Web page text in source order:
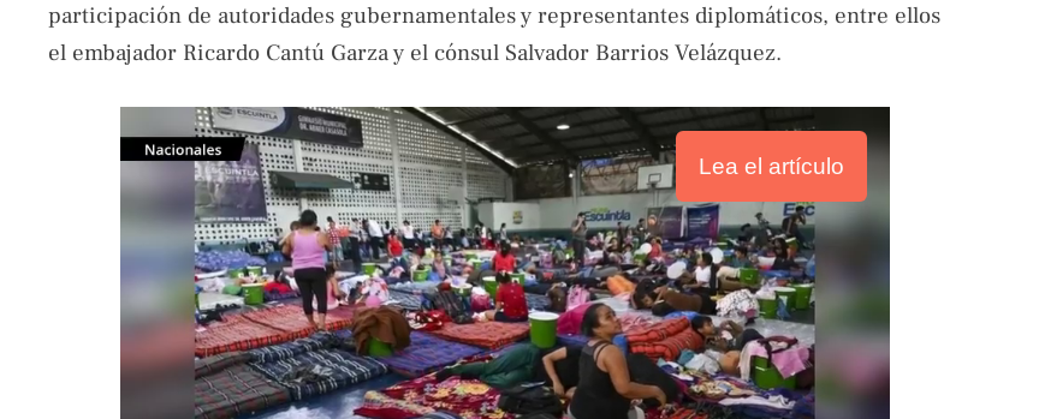
participación de autoridades gubernamentales y representantes diplomáticos, entre ellos
el embajador Ricardo Cantú Garza y el cónsul Salvador Barrios Velázquez.
Lea el artículo